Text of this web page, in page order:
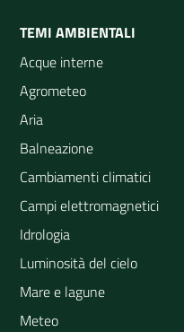
TEMI AMBIENTALI
Acque interne
Agrometeo
Aria
Balneazione
Cambiamenti climatici
Campi elettromagnetici
Idrologia
Luminosità del cielo
Mare e lagune
Meteo